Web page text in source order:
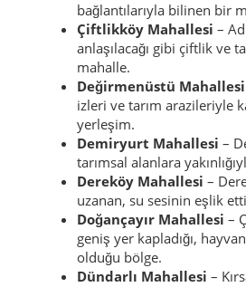
bağlantılarıyla bilinen bir
Çiftlikköy Mahallesi –
anlaşılacağı gibi çiftlik ve
mahalle.
Değirmenüstü Mahallesi
izleri ve tarım arazileriyle
yerleşim.
Demiryurt Mahallesi –
tarımsal alanlara
Dereköy Mahallesi –
uzanan, su sesinin eşlik
Doğançayır Mahallesi –
geniş yer kapladığı,
olduğu bölge.
Dündarlı Mahallesi –